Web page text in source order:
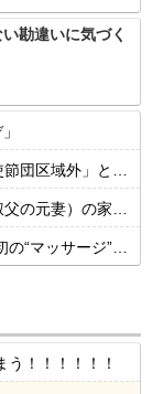
勘違いに気づく
」と抗議 「中国...
ケースをあけたら・・・【再】
な声…被災地視察“PV動画”から続く不信
！！！！！！